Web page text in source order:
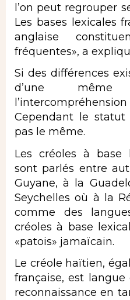
l’on peut regrouper
Les bases lexicales
anglaise
fréquentes», a
Si des différences
d’une
Cependant le statut
pas le même.
Les créoles à base
sont parlés entre
Guyane, à la
Seychelles où à la
comme des
créoles à base
«patois» jamaïcain.
Le créole haïtien,
française, est langue
reconnaissance en